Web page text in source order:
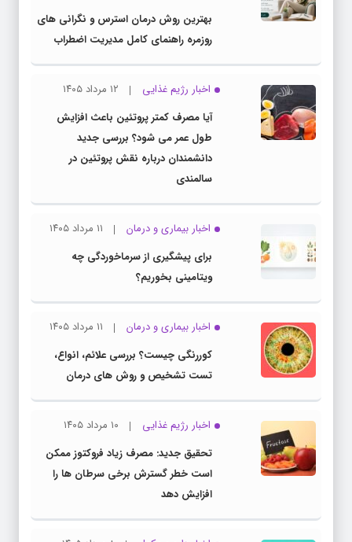
بهترین روش درمان استرس و نگرانی های
روزمره راهنمای کامل مدیریت اضطراب
اخبار رژیم غذایی
۱۲ مرداد ۱۴۰۵
آیا مصرف کمتر پروتئین باعث افزایش
طول عمر می شود؟ بررسی جدید
دانشمندان درباره نقش پروتئین در
سالمندی
اخبار بیماری و درمان
۱۱ مرداد ۱۴۰۵
برای پیشگیری از سرماخوردگی چه
ویتامینی بخوریم؟
اخبار بیماری و درمان
۱۱ مرداد ۱۴۰۵
کوررنگی چیست؟ بررسی علائم، انواع،
تست تشخیص و روش های درمان
اخبار رژیم غذایی
۱۰ مرداد ۱۴۰۵
تحقیق جدید: مصرف زیاد فروکتوز ممکن
است خطر گسترش برخی سرطان ها را
افزایش دهد